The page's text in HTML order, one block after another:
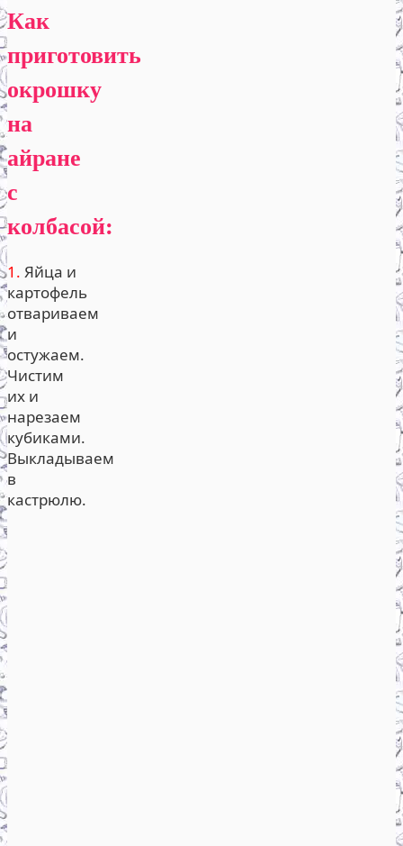
Как
приготовить
окрошку
на
айране
с
колбасой:
1. Яйца и
картофель
отвариваем
и
остужаем.
Чистим
их и
нарезаем
кубиками.
Выкладываем
в
кастрюлю.